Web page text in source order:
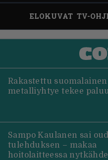
ELOKUVAT TV-
Rakastettu suomalainen
metalliyhtye tekee
Sampo Kaulanen sai
tulehduksen – makaa
hoitolaitteessa